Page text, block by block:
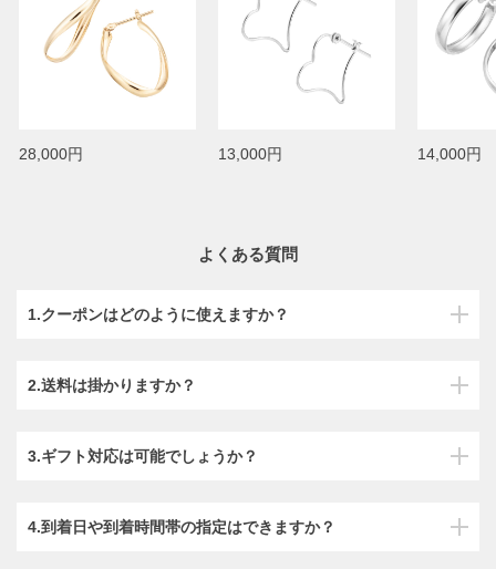
28,000円 13,000円 14,000円
よくある質問
1.クーポンはどのように使えますか？
2.送料は掛かりますか？
3.ギフト対応は可能でしょうか？
4.到着日や到着時間帯の指定はできますか？